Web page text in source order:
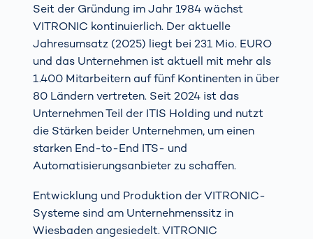
Seit der Gründung im Jahr 1984 wächst
VITRONIC kontinuierlich. Der aktuelle
Jahresumsatz (2025) liegt bei 231 Mio. EURO
und das Unternehmen ist aktuell mit mehr als
1.400 Mitarbeitern auf fünf Kontinenten in über
80 Ländern vertreten. Seit 2024 ist das
Unternehmen Teil der ITIS Holding und nutzt
die Stärken beider Unternehmen, um einen
starken End-to-End ITS- und
Automatisierungsanbieter zu schaffen.
Entwicklung und Produktion der VITRONIC-
Systeme sind am Unternehmenssitz in
Wiesbaden angesiedelt. VITRONIC